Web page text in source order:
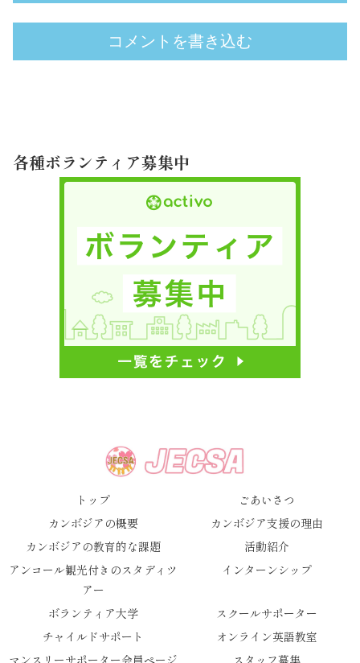
コメントを書き込む
各種ボランティア募集中
トップ
ごあいさつ
カンボジアの概要
カンボジア支援の理由
カンボジアの教育的な課題
活動紹介
アンコール観光付きのスタディツ
アー
インターンシップ
ボランティア大学
スクールサポーター
チャイルドサポート
オンライン英語教室